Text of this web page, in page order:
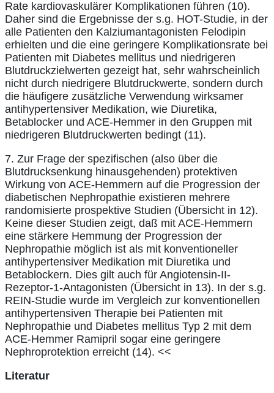
Rate kardiovaskulärer Komplikationen führen (10).
Daher sind die Ergebnisse der s.g. HOT-Studie, in der
alle Patienten den Kalziumantagonisten Felodipin
erhielten und die eine geringere Komplikationsrate bei
Patienten mit Diabetes mellitus und niedrigeren
Blutdruckzielwerten gezeigt hat, sehr wahrscheinlich
nicht durch niedrigere Blutdruckwerte, sondern durch
die häufigere zusätzliche Verwendung wirksamer
antihypertensiver Medikation, wie Diuretika,
Betablocker und ACE-Hemmer in den Gruppen mit
niedrigeren Blutdruckwerten bedingt (11).
7. Zur Frage der spezifischen (also über die
Blutdrucksenkung hinausgehenden) protektiven
Wirkung von ACE-Hemmern auf die Progression der
diabetischen Nephropathie existieren mehrere
randomisierte prospektive Studien (Übersicht in 12).
Keine dieser Studien zeigt, daß mit ACE-Hemmern
eine stärkere Hemmung der Progression der
Nephropathie möglich ist als mit konventioneller
antihypertensiver Medikation mit Diuretika und
Betablockern. Dies gilt auch für Angiotensin-II-
Rezeptor-1-Antagonisten (Übersicht in 13). In der s.g.
REIN-Studie wurde im Vergleich zur konventionellen
antihypertensiven Therapie bei Patienten mit
Nephropathie und Diabetes mellitus Typ 2 mit dem
ACE-Hemmer Ramipril sogar eine geringere
Nephroprotektion erreicht (14). <<
Literatur